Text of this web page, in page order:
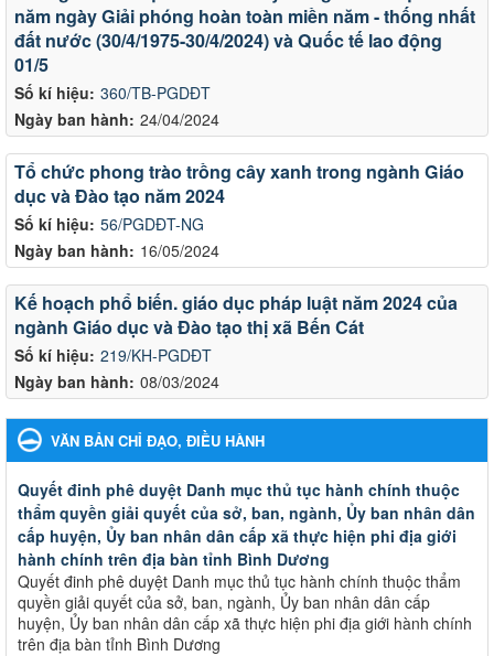
Số kí hiệu: 360/TB-PGDĐT
Ngày ban hành: 24/04/2024
năm ngày Giải phóng hoàn toàn miền năm - thống nhất
đất nước (30/4/1975-30/4/2024) và Quốc tế lao động
01/5
Số kí hiệu: 56/PGDĐT-NG
Ngày ban hành: 16/05/2024
Tổ chức phong trào trồng cây xanh trong ngành Giáo
dục và Đào tạo năm 2024
Số kí hiệu: 219/KH-PGDĐT
Ngày ban hành: 08/03/2024
Kế hoạch phổ biến. giáo dục pháp luật năm 2024 của
ngành Giáo dục và Đào tạo thị xã Bến Cát
VĂN BẢN CHỈ ĐẠO, ĐIỀU HÀNH
Quyết đinh phê duyệt Danh mục thủ tục hành chính thuộc
thẩm quyền giải quyết của sở, ban, ngành, Ủy ban nhân dân
cấp huyện, Ủy ban nhân dân cấp xã thực hiện phi địa giới
hành chính trên địa bàn tỉnh Bình Dương
Quyết đinh phê duyệt Danh mục thủ tục hành chính thuộc thẩm
quyền giải quyết của sở, ban, ngành, Ủy ban nhân dân cấp
huyện, Ủy ban nhân dân cấp xã thực hiện phi địa giới hành chính
trên địa bàn tỉnh Bình Dương